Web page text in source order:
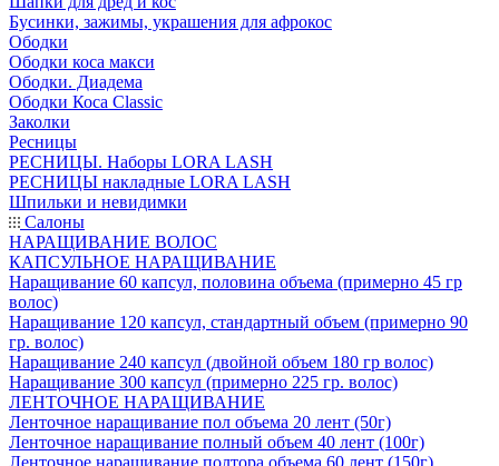
Бусинки, зажимы, украшения для афрокос
Ободки
Ободки коса макси
Ободки. Диадема
Ободки Коса Classic
Заколки
Ресницы
РЕСНИЦЫ. Наборы LORA LASH
РЕСНИЦЫ накладные LORA LASH
Шпильки и невидимки
Салоны
НАРАЩИВАНИЕ ВОЛОС
КАПСУЛЬНОЕ НАРАЩИВАНИЕ
Наращивание 60 капсул, половина объема (примерно 45 гр
волос)
Наращивание 120 капсул, стандартный объем (примерно 90
гр. волос)
Наращивание 240 капсул (двойной объем 180 гр волос)
Наращивание 300 капсул (примерно 225 гр. волос)
ЛЕНТОЧНОЕ НАРАЩИВАНИЕ
Ленточное наращивание пол объема 20 лент (50г)
Ленточное наращивание полный объем 40 лент (100г)
Ленточное наращивание полтора объема 60 лент (150г)